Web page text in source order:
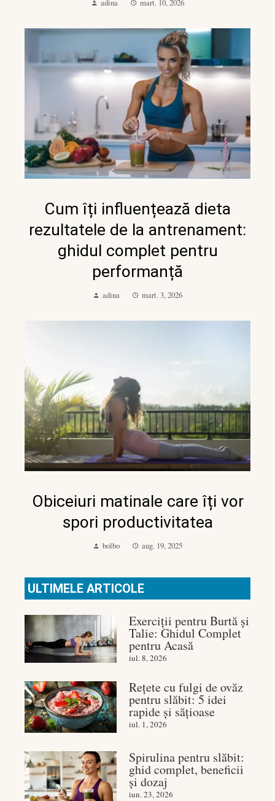
Cum îți influențează dieta
rezultatele de la antrenament:
ghidul complet pentru
performanță
adina mart. 3, 2026
Obiceiuri matinale care îți vor
spori productivitatea
bolbo aug. 19, 2025
ULTIMELE ARTICOLE
Exerciții pentru Burtă și
Talie: Ghidul Complet
pentru Acasă
iul. 8, 2026
Rețete cu fulgi de ovăz
pentru slăbit: 5 idei
rapide și sățioase
iul. 1, 2026
Spirulina pentru slăbit:
ghid complet, beneficii
și dozaj
iun. 23, 2026